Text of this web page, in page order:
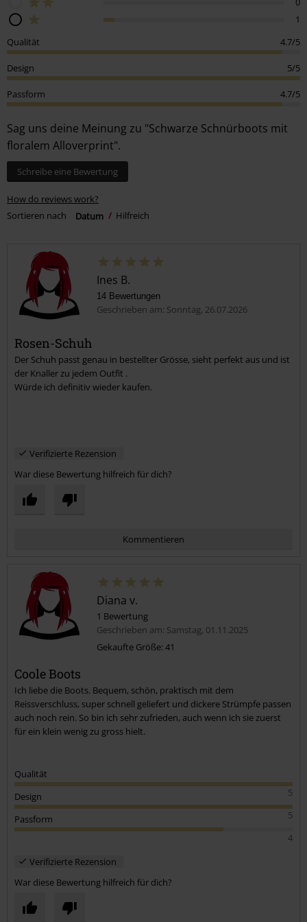
1
Qualität
4.7/5
Design 5/5
Passform 4.7/5
Sag uns deine Meinung zu "Schwarze Schnürboots mit
floralem Alloverprint".
Schreibe eine Bewertung
How do reviews work?
Sortieren nach
Datum Hilfreich
Ines B.
14 Bewertungen
Geschrieben am: Sonntag, 26.07.2026
Rosen-Schuh
Der Schuh passt genau in bestellter Grösse, sieht perfekt aus und ist
der Knaller zu jedem Outfit .
Würde ich definitiv wieder kaufen.
Verifizierte Rezension
War diese Bewertung hilfreich für dich?
Kommentieren
Kommentar jetzt abschicken!
Diana v.
1 Bewertung
Geschrieben am: Samstag, 01.11.2025
Gekaufte Größe: 41
Coole Boots
Ich liebe die Boots. Bequem, schön, praktisch mit dem
Reissverschluss, super schnell geliefert und dickere Strümpfe passen
auch noch rein. So bin ich sehr zufrieden, auch wenn ich sie zuerst
für ein klein wenig zu gross hielt.
Qualität
5
Design
5
Passform
4
Verifizierte Rezension
War diese Bewertung hilfreich für dich?